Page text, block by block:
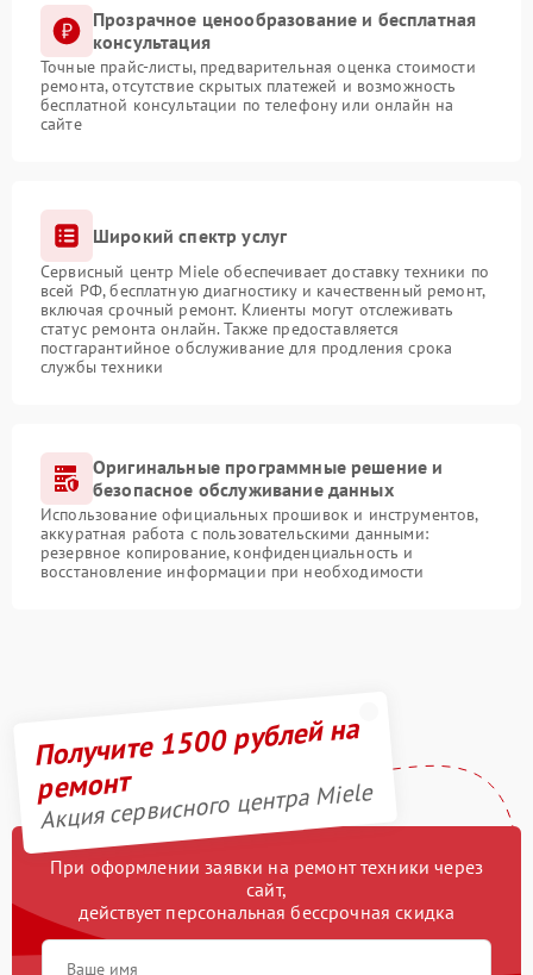
Прозрачное ценообразование и бесплатная
консультация
Точные прайс-листы, предварительная оценка стоимости
ремонта, отсутствие скрытых платежей и возможность
бесплатной консультации по телефону или онлайн на
сайте
Широкий спектр услуг
Сервисный центр Miele обеспечивает доставку техники по
всей РФ, бесплатную диагностику и качественный ремонт,
включая срочный ремонт. Клиенты могут отслеживать
статус ремонта онлайн. Также предоставляется
постгарантийное обслуживание для продления срока
службы техники
Оригинальные программные решение и
безопасное обслуживание данных
Использование официальных прошивок и инструментов,
аккуратная работа с пользовательскими данными:
резервное копирование, конфиденциальность и
восстановление информации при необходимости
Получите 1500 рублей на
ремонт
Акция сервисного центра Miele
При оформлении заявки на ремонт техники через
сайт,
действует персональная бессрочная скидка